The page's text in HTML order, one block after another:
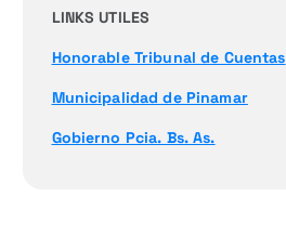
LINKS UTILES
Honorable Tribunal de Cuentas
Municipalidad de Pinamar
Gobierno Pcia. Bs. As.